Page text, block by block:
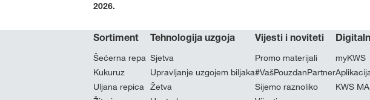
2026.
Sortiment
Šećerna repa
Kukuruz
Uljana repica
Tehnologija uzgoja
Sjetva
Upravljanje uzgojem biljaka
Žetva
Vijesti i noviteti
Promo materijali
#VašPouzdanPartner
Sijemo raznoliko
myKWS
KWS